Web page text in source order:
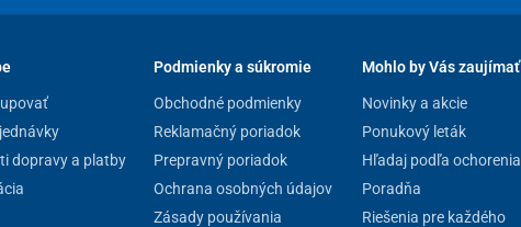
na premasírovanie svalových uzlov, ramien,
krvný obeh a lymfatickú drenáž (vhodný na
a zlepšuje vzhľad pokožky v oblastiach s väčším
dopravy a platby
Podmienky a súkromie
Obchodné podmienky
Reklamačný poriadok
Prepravný poriadok
Ochrana osobných údajov
Zásady používania
Mohlo by Vás zaujímať
Novinky a akcie
Ponukový leták
Hľadaj podľa ochorenia
Poradňa
Riešenia pre každého